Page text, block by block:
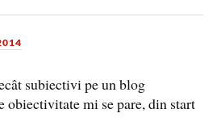
subiectivi pe un blog
obiectivitate mi se pare, din start